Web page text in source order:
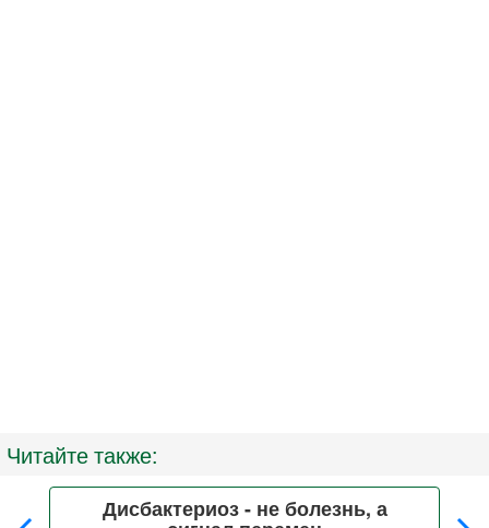
Читайте также:
Дисбактериоз - не болезнь, а